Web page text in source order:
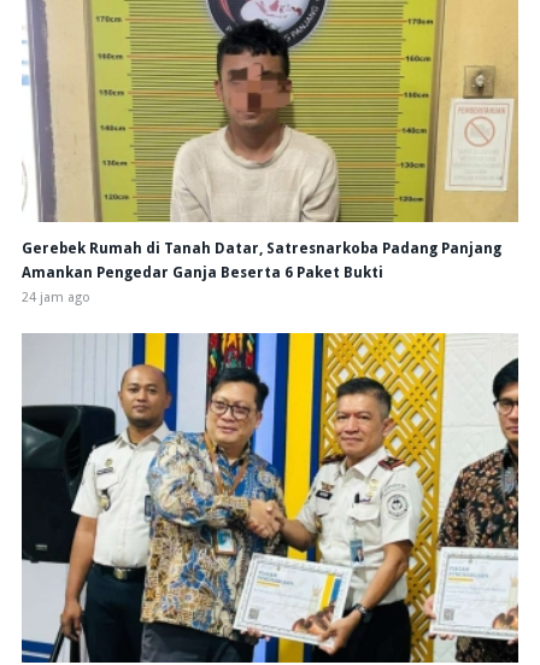
Gerebek Rumah di Tanah Datar, Satresnarkoba Padang Panjang
Amankan Pengedar Ganja Beserta 6 Paket Bukti
24 jam ago